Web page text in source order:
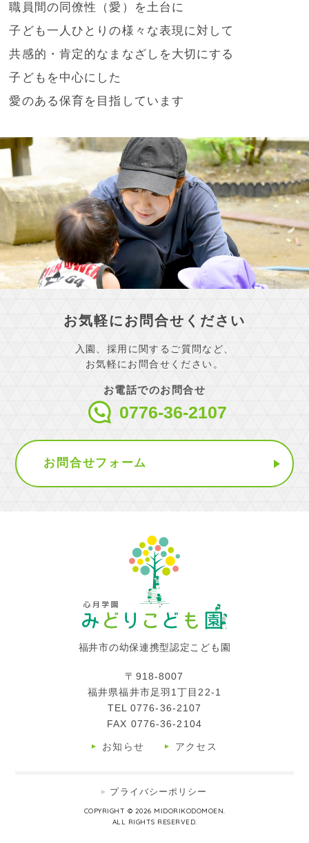
職員間の同僚性（愛）を土台に
子ども一人ひとりの様々な表現に対して
共感的・肯定的なまなざしを大切にする
子どもを中心にした
愛のある保育を目指しています
お気軽にお問合せください
入園、採用に関するご質問など、
お気軽にお問合せください。
お電話でのお問合せ
0776-36-2107
お問合せフォーム
福井市の幼保連携型認定こども園
〒918-8007
福井県福井市足羽1丁目22-1
TEL0776-36-2107
FAX 0776-36-2104
お知らせ アクセス
プライバシーポリシー
COPYRIGHT © 2026 MIDORIKODOMOEN.
ALL RIGHTS RESERVED.